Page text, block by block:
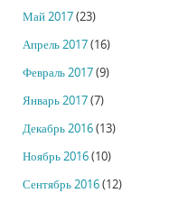
Май 2017(23)
Апрель 2017(16)
Февраль 2017(9)
Январь 2017(7)
Декабрь 2016(13)
Ноябрь 2016(10)
Сентябрь 2016(12)